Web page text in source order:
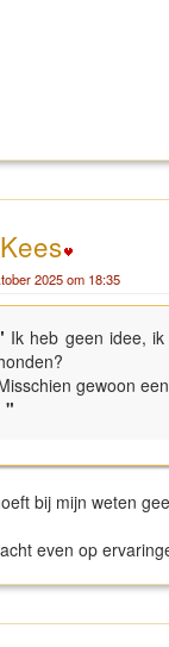
Kees
2025 om 18:35
Ik heb geen idee,
gewoon
"
bij mijn weten
even op